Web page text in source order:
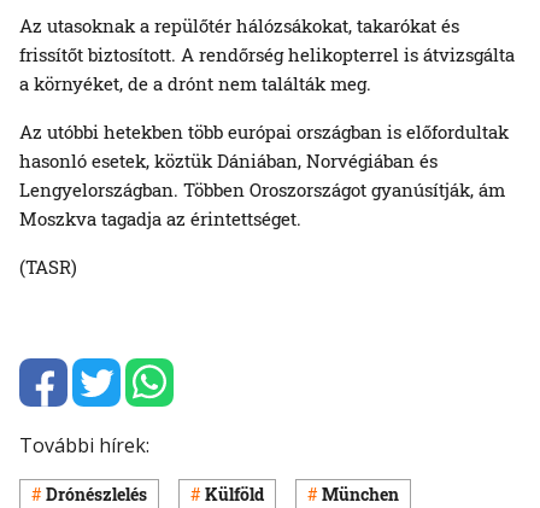
Az utasoknak a repülőtér hálózsákokat, takarókat és
frissítőt biztosított. A rendőrség helikopterrel is átvizsgálta
a környéket, de a drónt nem találták meg.
Az utóbbi hetekben több európai országban is előfordultak
hasonló esetek, köztük Dániában, Norvégiában és
Lengyelországban. Többen Oroszországot gyanúsítják, ám
Moszkva tagadja az érintettséget.
(TASR)
További hírek:
Drónészlelés Külföld München